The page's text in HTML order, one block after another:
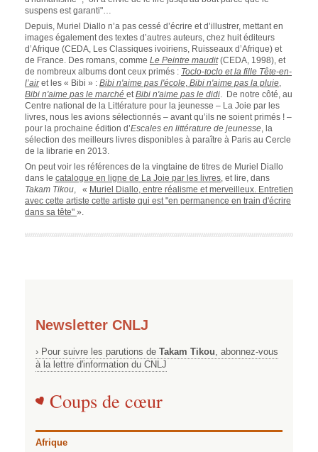
suspens est garanti"…
Depuis, Muriel Diallo n’a pas cessé d’écrire et d’illustrer, mettant en
images également des textes d’autres auteurs, chez huit éditeurs
d’Afrique (CEDA, Les Classiques ivoiriens, Ruisseaux d’Afrique) et
de France. Des romans, comme Le Peintre maudit(CEDA, 1998), et
de nombreux albums dont ceux primés : Toclo-toclo et la fille Tête-en-
l’airet les « Bibi » : Bibi n'aime pas l'école Bibi n'aime pas la pluie
Bibi n'aime pas le marché et Bibi n'aime pas le didi
De notre côté, au
Centre national de la Littérature pour la jeunesse – La Joie par les
livres, nous les avions sélectionnés – avant qu’ils ne soient primés ! –
pour la prochaine édition d’Escales en littérature de jeunesse , la
sélection des meilleurs livres disponibles à paraître à Paris au Cercle
de la librarie en 2013.
On peut voir les références de la vingtaine de titres de Muriel Diallo
dans le catalogue en ligne de La Joie par les livres , et lire, dans
Takam Tikou , « Muriel Diallo, entre réalisme et merveilleux. Entretien
avec cette artiste cette artiste qui est "en permanence en train d'écrire
dans sa tête" ».
Newsletter CNLJ
› Pour suivre les parutions de Takam Tikou , abonnez-vous
à la lettre d'information du CNLJ
Coups de cœur
Afrique